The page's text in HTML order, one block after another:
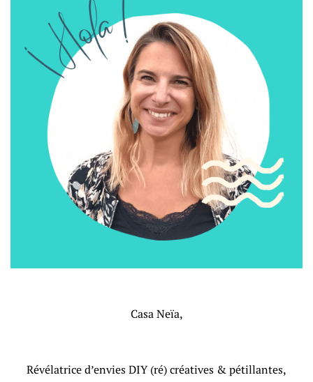
Casa Neïa,
Révélatrice d’envies DIY (ré) créatives & pétillantes,